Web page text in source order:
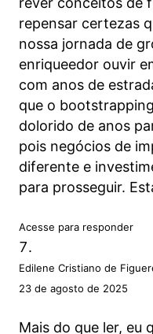
repensar certezas
nossa jornada de
enriqueedor ouvir
com anos de
que o
dolorido de anos
pois negócios de
diferente e
para prosseguir.
Acesse para responder
Edilene Cristiano de
23 de agosto de 2025
Mais do que ler, eu